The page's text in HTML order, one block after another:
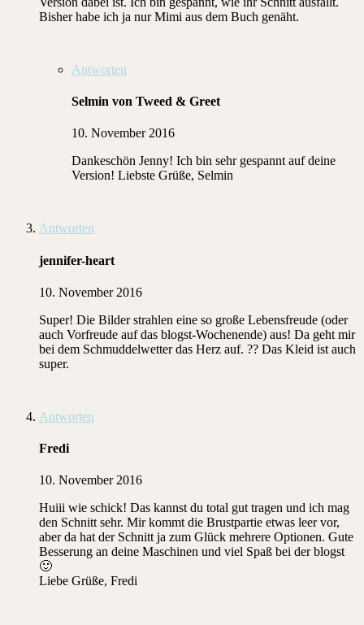
Bisher habe ich ja nur Mimi aus dem Buch genäht.
Antworten
Selmin von Tweed & Greet
10. November 2016
Dankeschön Jenny! Ich bin sehr gespannt auf deine
Version! Liebste Grüße, Selmin
Antworten
jennifer-heart
10. November 2016
Super! Die Bilder strahlen eine so große Lebensfreude (oder
auch Vorfreude auf das blogst-Wochenende) aus! Da geht mir
bei dem Schmuddelwetter das Herz auf. ?? Das Kleid ist auch
super.
Antworten
Fredi
10. November 2016
Huiii wie schick! Das kannst du total gut tragen und ich mag
den Schnitt sehr. Mir kommt die Brustpartie etwas leer vor,
aber da hat der Schnitt ja zum Glück mehrere Optionen. Gute
Besserung an deine Maschinen und viel Spaß bei der blogst
🙂
Liebe Grüße, Fredi